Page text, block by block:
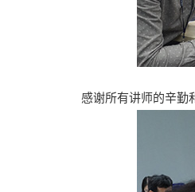
感谢所有讲师的辛勤